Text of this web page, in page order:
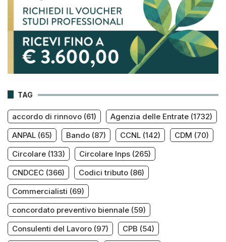
TAG
accordo di rinnovo (61) Agenzia delle Entrate (1732)
ANPAL (65) Bando (87) CCNL (142) CDM (70)
Circolare (133) Circolare Inps (265)
CNDCEC (366) Codici tributo (86)
Commercialisti (69)
concordato preventivo biennale (59)
Consulenti del Lavoro (97) CPB (54)